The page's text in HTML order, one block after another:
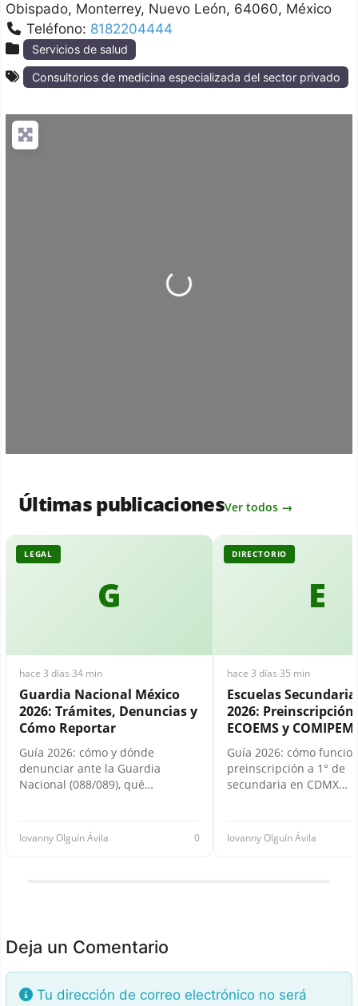
Obispado Monterrey Nuevo León 64060 México
Teléfono: 8182204444
Servicios de salud
Consultorios de medicina especializada del sector privado
Loading...
Últimas publicacionesVer todos →
G
LEGAL
hace 3 días·34 min
Guardia Nacional México
2026: Trámites, Denuncias y
Cómo Reportar
Guía 2026: cómo y dónde
denunciar ante la Guardia
Nacional (088/089), qué…
Iovanny Olguín Ávila 0
E
DIRECTORIO
hace 3 días·35 min
Escuelas
2026: Preinscripción,
ECOEMS y
Guía 2026: cómo
preinscripción a 1° de
secundaria en CDMX…
Iovanny Olguín Ávila
Deja un Comentario
Tu dirección de correo electrónico no será